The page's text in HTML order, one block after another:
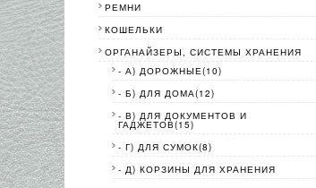
РЕМНИ
КОШЕЛЬКИ
ОРГАНАЙЗЕРЫ, СИСТЕМЫ ХРАНЕНИЯ
- А) ДОРОЖНЫЕ(10)
- Б) ДЛЯ ДОМА(12)
- В) ДЛЯ ДОКУМЕНТОВ И
ГАДЖЕТОВ(15)
- Г) ДЛЯ СУМОК(8)
- Д) КОРЗИНЫ ДЛЯ ХРАНЕНИЯ